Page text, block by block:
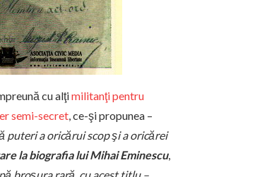
cu alţimilitanţi pentru
semi-secret, ce-şi propunea –
puteri a oricărui scop şi a oricărei
la biografia lui Mihai Eminescu,